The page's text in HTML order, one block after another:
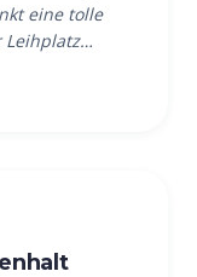
eine tolle
Leihplatz